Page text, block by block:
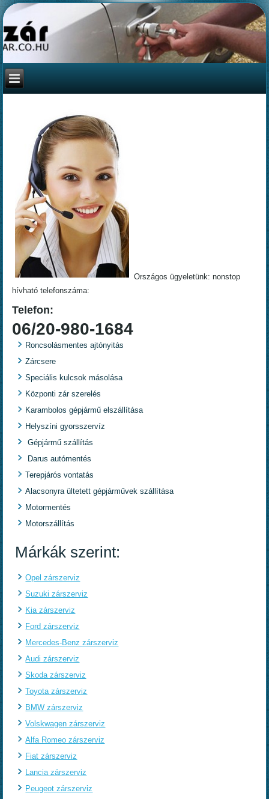
Országos ügyeletünk: nonstop
hívható telefonszáma:
Telefon:
06/20-980-1684
Roncsolásmentes ajtónyitás
Zárcsere
Speciális kulcsok másolása
Központi zár szerelés
Karambolos gépjármű elszállítása
Helyszíni gyorsszervíz
Gépjármű szállítás
Darus autómentés
Terepjárós vontatás
Alacsonyra ültetett gépjárművek szállítása
Motormentés
Motorszállítás
Márkák szerint:
Opel zárszerviz
Suzuki zárszerviz
Kia zárszerviz
Ford zárszerviz
Mercedes-Benz zárszerviz
Audi zárszerviz
Skoda zárszerviz
Toyota zárszerviz
BMW zárszerviz
Volskwagen zárszerviz
Alfa Romeo zárszerviz
Fiat zárszerviz
Lancia zárszerviz
Peugeot zárszerviz